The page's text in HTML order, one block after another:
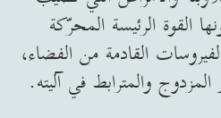
القوة الرئيسة المحرّكة
القادمة من الفضاء،
والمترابط في آليته.